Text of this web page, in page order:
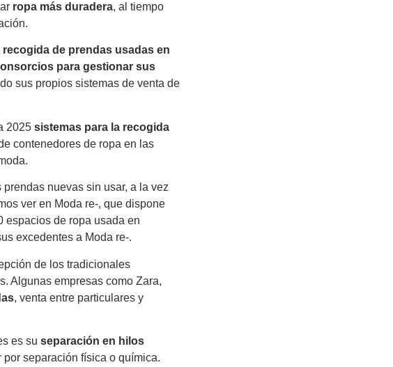
ropa más duradera, al tiempo
de prendas usadas en
para gestionar sus
sus propios sistemas de venta de
2025 sistemas para la recogida
contenedores de ropa en las
prendas nuevas sin usar, a la vez
ver en Moda re-, que dispone
espacios de ropa usada en
excedentes a Moda re-.
de los tradicionales
Algunas empresas como Zara,
, venta entre particulares y
es su separación en hilos
separación física o química.